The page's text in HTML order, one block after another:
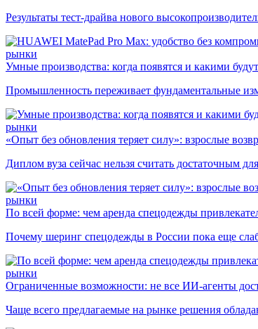
Результаты тест-драйва нового
рынки
Умные производства: когда появятся и какими
Промышленность переживает фундаментальные
рынки
«Опыт без обновления теряет силу»: взрослые
Диплом вуза сейчас нельзя считать достаточным
рынки
По всей форме: чем аренда спецодежды
Почему шеринг спецодежды в России пока еще
рынки
Ограниченные возможности: не все ИИ-агенты
Чаще всего предлагаемые на рынке решения